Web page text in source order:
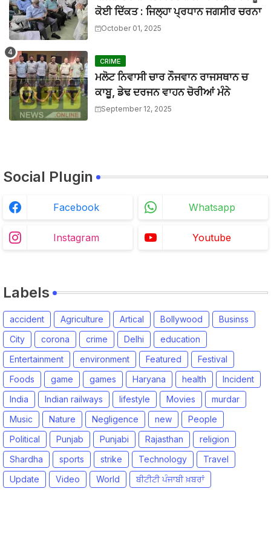
ਮਾਨਯੋਗ ਜਸਟਿਸ ਸ੍ਰੀ ਦੀਪਕ ਮਨਚੰਦਾ, ਪੰਜਾਬ ਅਤੇ ਹਰਿਆਣਾ
BTTNEWS -Mar 27 2026
ਬੀਟ ਕਾਰ ਨਾਲ ਟਕਰਾ ਕੇ ਵਿਅਕਤੀ ਦੀ ਮੌਤ, ਨਹੀਂ ਹੋਈ ਪਹਿਚਾਣ
BTTNEWS-Aug 02 2026
ਕੋਈ ਦਿੱਕਤ : ਜਿਲ੍ਹਾ ਪ੍ਰਧਾਨ ਜਗਸੀਰ ਚਰਨਾ
October 01, 2025
CRIME
ਮਲੋਟ ਨਿਵਾਸੀ ਚਾਰ ਨੌਜਵਾਨ ਰਾਜਸਥਾਨ ਚ
ਕਾਬੂ, ਡੇਢ ਦਰਜਨ ਵਾਹਨ ਚੋਰੀਆਂ ਮੰਨੇ
September 12, 2025
Social Plugin
Facebook Whatsapp
Instagram Youtube
Labels
accident Agriculture Artical Bollywood
Businss
City
corona crime Delhi
education
Entertainment
environment Featured
Festival
Foods
game games Haryana health
Incident
India
Indian railways lifestyle Movies
murdar
Music
Nature Negligence new
People
Political
Punjab Punjabi Rajasthan
religion
Shardha
sports strike Technology
Travel
Update
Video World ਬੀਟੀਟੀ ਪੰਜਾਬੀ ਖ਼ਬਰਾਂ